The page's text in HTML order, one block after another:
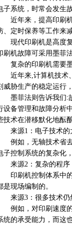
子系统，时常会发生
年来，提高印刷机
、定时保养等工作来
代印刷机是高度复
刷机故障可采用墨菲
杂的印刷机需要墨
年来,计算机技术、
威胁生产的稳定运行
菲法则告诉我们:故
设备管理和故障分析
技术在潜移默化地酝
源1：电子技术的
如，无轴技术省去
子控制系统的复杂化
源2：复杂的程序
刷机控制体系中的
是现场编制的。
源3：很多技术仍
如，对印刷速度的
统的承受能力，而这